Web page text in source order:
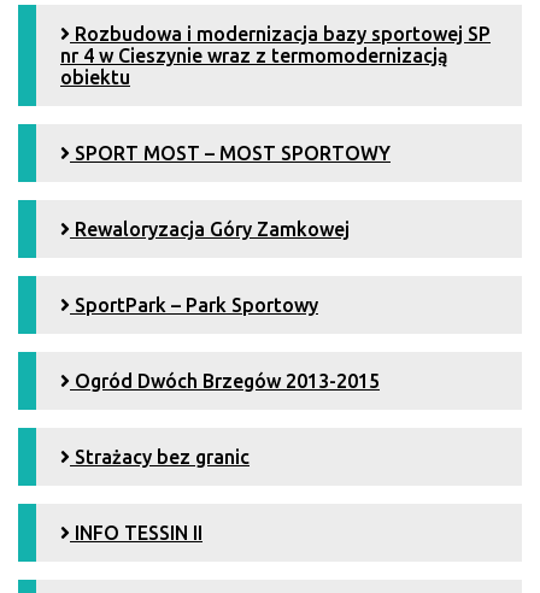
Rozbudowa i modernizacja bazy sportowej SP
nr 4 w Cieszynie wraz z termomodernizacją
obiektu
SPORT MOST – MOST SPORTOWY
Rewaloryzacja Góry Zamkowej
SportPark – Park Sportowy
Ogród Dwóch Brzegów 2013-2015
Strażacy bez granic
INFO TESSIN II